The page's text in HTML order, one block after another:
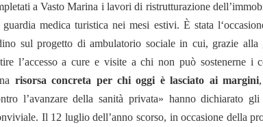
a Vasto Marina i lavori di ristrutturazione
medica turistica nei mesi estivi. È stata
sul progetto di ambulatorio sociale in cui, grazie alla
l’accesso a cure e visite a chi non può sostenerne i
risorsa concreta per chi oggi è lasciato ai margini
l’avanzare della sanità privata» hanno dichiarato
Il 12 luglio dell’anno scorso, in occasione della